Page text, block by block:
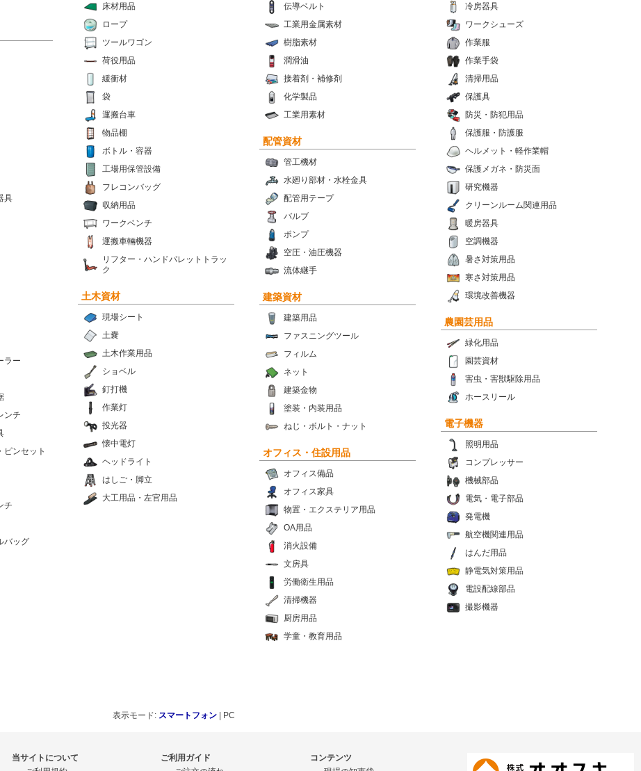
床材用品
ロープ
ツールワゴン
荷役用品
緩衝材
袋
運搬台車
物品棚
ボトル・容器
工場用保管設備
フレコンバッグ
収納用品
ワークベンチ
運搬車輛機器
リフター・ハンドパレットトラッ
ク
伝導ベルト
工業用金属素材
樹脂素材
潤滑油
接着剤・補修剤
化学製品
工業用素材
冷房器具
ワークシューズ
作業服
作業手袋
清掃用品
保護具
防災・防犯用品
保護服・防護服
ヘルメット・軽作業帽
保護メガネ・防災面
研究機器
クリーンルーム関連用品
暖房器具
空調機器
暑さ対策用品
寒さ対策用品
環境改善機器
具
ラー
ンチ
ピンセット
チ
バッグ
配管資材
管工機材
水廻り部材・水栓金具
配管用テープ
バルブ
ポンプ
空圧・油圧機器
流体継手
土木資材
現場シート
土嚢
土木作業用品
ショベル
釘打機
作業灯
投光器
懐中電灯
ヘッドライト
はしご・脚立
大工用品・左官用品
建築資材
建築用品
ファスニングツール
フィルム
ネット
建築金物
塗装・内装用品
ねじ・ボルト・ナット
農園芸用品
緑化用品
園芸資材
害虫・害獣駆除用品
ホースリール
電子機器
照明用品
コンプレッサー
機械部品
電気・電子部品
発電機
航空機関連用品
はんだ用品
静電気対策用品
電設配線部品
撮影機器
オフィス・住設用品
オフィス備品
オフィス家具
物置・エクステリア用品
OA用品
消火設備
文房具
労働衛生用品
清掃機器
厨房用品
学童・教育用品
表示モード: スマートフォン | PC
当サイトについて
ご利用ガイド
コンテンツ